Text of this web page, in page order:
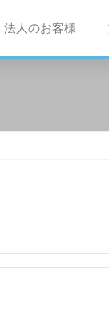
法人のお客様